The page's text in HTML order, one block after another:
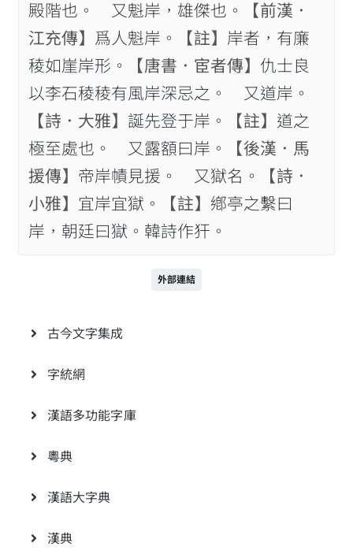
殿階也。 又魁岸，雄傑也。
【前漢．
江充傳】 爲人魁岸。 【註】 岸者，有廉
稜如崖岸形。
【唐書．宦者傳】 仇士良
以李石稜稜有風岸深忌之。 又道岸。
【詩．大雅】 誕先登于岸。 【註】 道之
極至處也。 又露額曰岸。
【後漢．馬
援傳】 帝岸幘見援。 又獄名。
【詩．
小雅】 宜岸宜獄。 【註】 鄕亭之繫曰
岸，朝廷曰獄。韓詩作犴。
外部連結
古今文字集成
字統網
漢語多功能字庫
粵典
漢語大字典
漢典